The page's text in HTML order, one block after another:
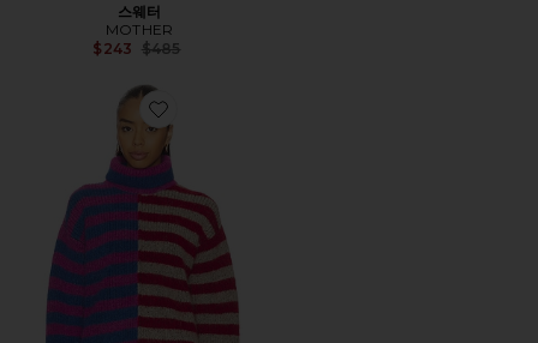
스웨터
MOTHER
$243 Previous price:
$485
Favorite HICKEY 스웨터